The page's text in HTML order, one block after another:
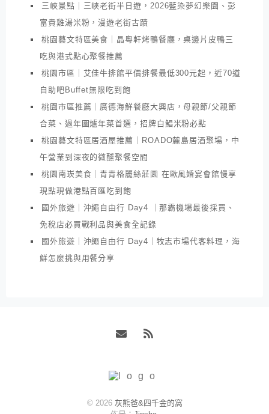
三峽景點｜三峽老街半日遊，2026藍染夢幻樂園、彭
富貴雞湯米粉，漫遊老街古蹟
桃園藝文特區美食｜晶粵軒烤鴨餐廳，桌邊片皮鴨三
吃與港式點心聚餐推薦
桃園市區｜艾佳牛排館平價排餐最低300元起，近70道
自助吧Buffet無限吃到飽
桃園市區推薦｜廣德海鮮餐廳大興店，母親節/父親節
合菜、過年圍爐年菜首選，招牌白鯧米粉必點
桃園藝文特區居酒屋推薦｜ROADO麓島居酒聚場，中
午營業到深夜的微醺聚餐空間
桃園南崁美食｜青青格麗絲莊園 在歐風婚宴會館慢享
現點現做港點百匯吃到飽
國外旅遊｜沖繩自由行 Day4 ｜那霸機場最後採買、
免稅店必買戰利品與美食全記錄
國外旅遊｜沖繩自由行 Day4｜牧志市場代客料理，海
鮮怎麼挑與用餐分享
© 2026 灰熊爸&四千金的窩